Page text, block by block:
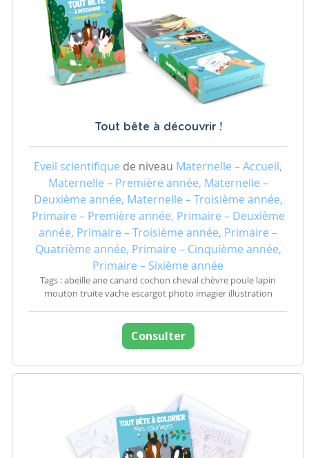
Tout bête à découvrir !
Eveil scientifique de niveau Maternelle – Accueil,
Maternelle – Première année, Maternelle –
Deuxième année, Maternelle – Troisième année,
Primaire – Première année, Primaire – Deuxième
année, Primaire – Troisième année, Primaire –
Quatrième année, Primaire – Cinquième année,
Primaire – Sixième année
Tags : abeille ane canard cochon cheval chèvre poule lapin
mouton truite vache escargot photo imagier illustration
Consulter